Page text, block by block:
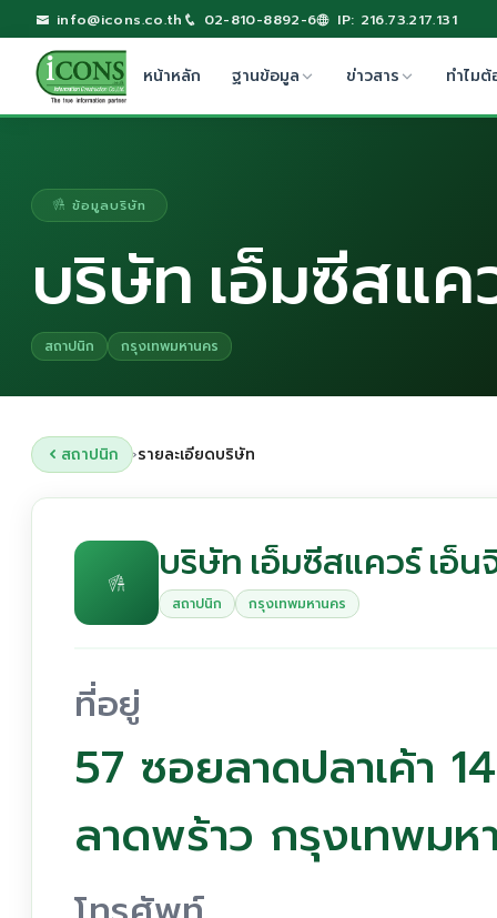
info@icons.co.th 02-810-8892-6 IP: 216.73.217.131
หน้าหลัก ฐานข้อมูล ข่าวสาร ทำไมต้
ข้อมูลบริษัท
บริษัท เอ็มซีสแค
สถาปนิก กรุงเทพมหานคร
สถาปนิก ›รายละเอียดบริษัท
บริษัท เอ็มซีสแควร์ เอ็น
สถาปนิก กรุงเทพมหานคร
ที่อยู่
57 ซอยลาดปลาเค้า
ลาดพร้าว กรุงเทพม